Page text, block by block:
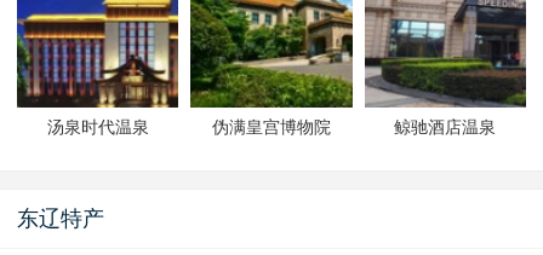
汤泉时代温泉 伪满皇宫博物院 鲸驰酒店温泉
东辽特产